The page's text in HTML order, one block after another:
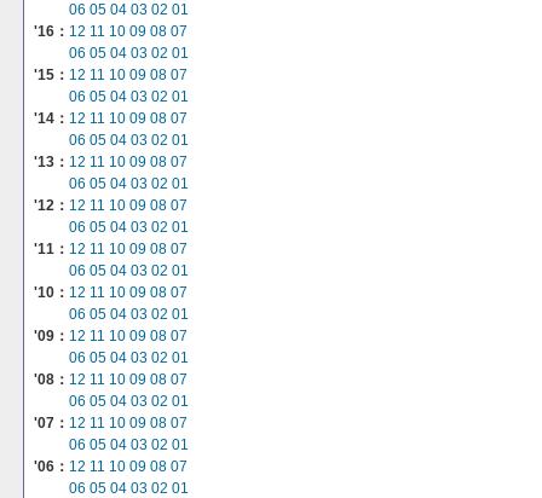
06 05 04 03 02 01
'16： 12 11 10 09 08 07
06 05 04 03 02 01
'15： 12 11 10 09 08 07
06 05 04 03 02 01
'14： 12 11 10 09 08 07
06 05 04 03 02 01
'13： 12 11 10 09 08 07
06 05 04 03 02 01
'12： 12 11 10 09 08 07
06 05 04 03 02 01
'11： 12 11 10 09 08 07
06 05 04 03 02 01
'10： 12 11 10 09 08 07
06 05 04 03 02 01
'09： 12 11 10 09 08 07
06 05 04 03 02 01
'08： 12 11 10 09 08 07
06 05 04 03 02 01
'07： 12 11 10 09 08 07
06 05 04 03 02 01
'06： 12 11 10 09 08 07
06 05 04 03 02 01